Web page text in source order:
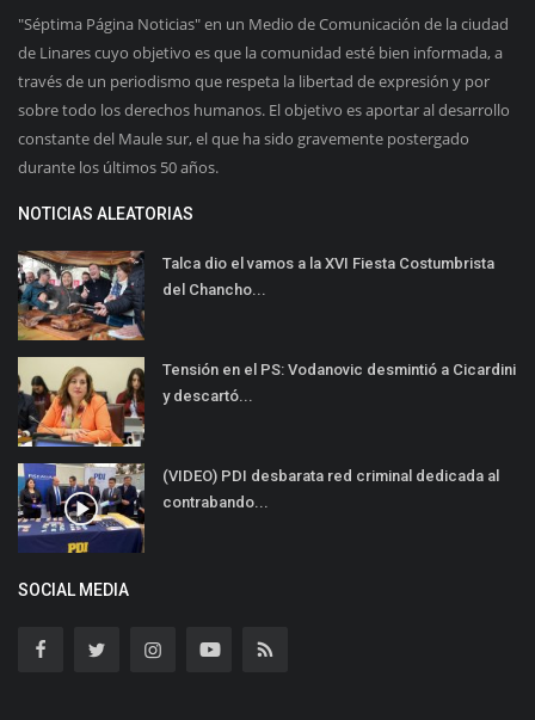
"Séptima Página Noticias" en un Medio de Comunicación de la ciudad
de Linares cuyo objetivo es que la comunidad esté bien informada, a
través de un periodismo que respeta la libertad de expresión y por
sobre todo los derechos humanos. El objetivo es aportar al desarrollo
constante del Maule sur, el que ha sido gravemente postergado
durante los últimos 50 años.
NOTICIAS ALEATORIAS
Talca dio el vamos a la XVI Fiesta Costumbrista
del Chancho...
Tensión en el PS: Vodanovic desmintió a Cicardini
y descartó...
(VIDEO) PDI desbarata red criminal dedicada al
contrabando...
SOCIAL MEDIA